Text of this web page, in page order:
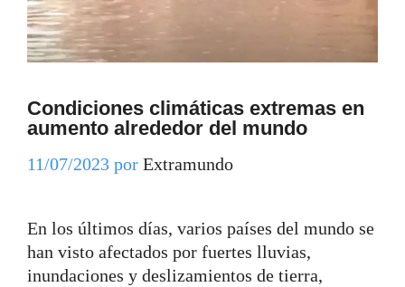
Condiciones climáticas extremas en
aumento alrededor del mundo
11/07/2023 por Extramundo
En los últimos días, varios países del mundo se
han visto afectados por fuertes lluvias,
inundaciones y deslizamientos de tierra,